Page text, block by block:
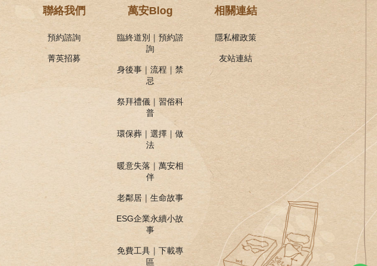
聯絡我們
預約諮詢
菁英招募
萬安Blog
臨終道別｜預約諮
詢
身後事｜流程｜禁
忌
祭拜禮儀｜習俗科
普
環保葬｜選擇｜做
法
暖意失落｜萬安相
伴
老鄰居｜生命故事
ESG企業永續小故
事
免費工具｜下載專
區
相關連結
隱私權政策
友站連結